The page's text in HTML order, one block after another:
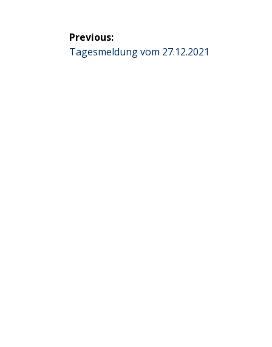
Beitragsnavigation
Previous:
Previous
Tagesmeldung vom 27.12.2021